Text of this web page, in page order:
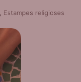
Estampes religioses